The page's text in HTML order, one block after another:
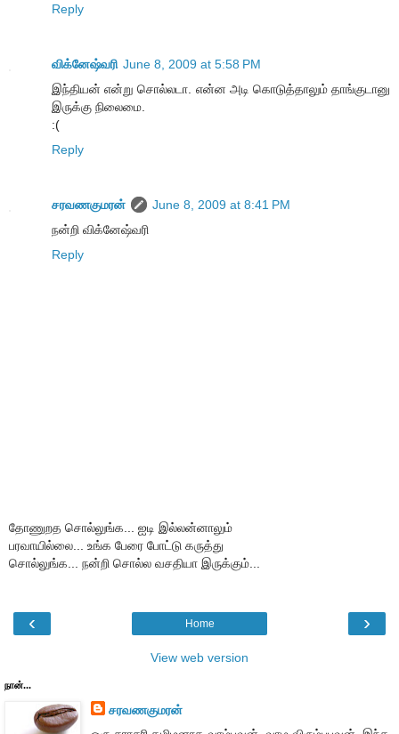
Reply
விக்னேஷ்வரி June 8, 2009 at 5:58 PM
இந்தியன் என்று சொல்லடா. என்ன அடி கொடுத்தாலும் தாங்குடானு
இருக்கு நிலைமை.
:(
Reply
சரவணகுமரன்
June 8, 2009 at 8:41 PM
நன்றி விக்னேஷ்வரி
Reply
தோணுறத சொல்லுங்க... ஐடி இல்லன்னாலும்
பரவாயில்லை... உங்க பேரை போட்டு கருத்து
சொல்லுங்க... நன்றி சொல்ல வசதியா இருக்கும்...
‹ ›
Home
View web version
நான்...
சரவணகுமரன்